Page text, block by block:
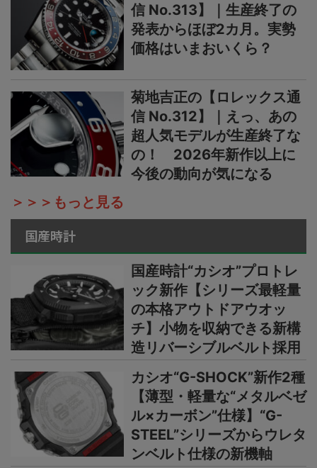
信 No.313】｜生産終了の
発表からほぼ2カ月。実勢
価格はいまおいくら？
菊地吉正の【ロレックス通
信 No.312】｜えっ、あの
超人気モデルが生産終了な
の！ 2026年新作以上に
今後の動向が気になる
＞＞＞もっと見る
国産時計
国産時計“カシオ”プロトレ
ック新作【シリーズ最軽量
の本格アウトドアウオッ
チ】小物を収納できる新構
造リバーシブルベルト採用
カシオ“G-SHOCK”新作2種
【薄型・軽量な“メタルベゼ
ル×カーボン”仕様】“G-
STEEL”シリーズからウレタ
ンベルト仕様の新機軸